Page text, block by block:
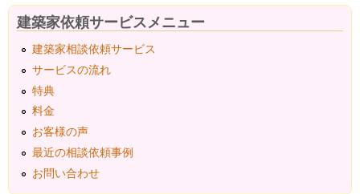
建築家依頼サービスメニュー
建築家相談依頼サービス
サービスの流れ
特典
料金
お客様の声
最近の相談依頼事例
お問い合わせ